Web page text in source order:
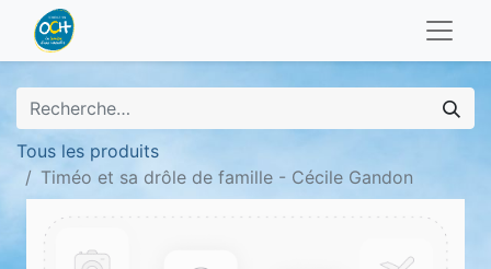
Tous les produits
Timéo et sa drôle de famille - Cécile Gandon